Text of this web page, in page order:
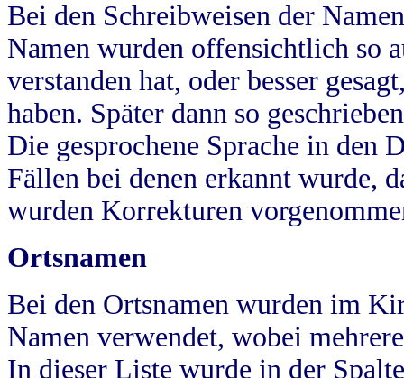
Bei den Schreibweisen der
Namen wurden offensichtlich so
verstanden hat, oder besser
haben. Später dann so
Die gesprochene Sprache in
Fällen bei denen erkannt wurde,
wurden Korrekturen
Ortsnamen
Bei den Ortsnamen wurden im
Namen verwendet, wobei
In dieser Liste wurde in der